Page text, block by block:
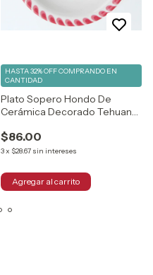
Plato Sopero Hondo De
Cerámica Decorado Tehuana
$86.00
3x $28.67 sin intereses
HASTA 32% OFFCOMPRANDO EN
CANTIDAD